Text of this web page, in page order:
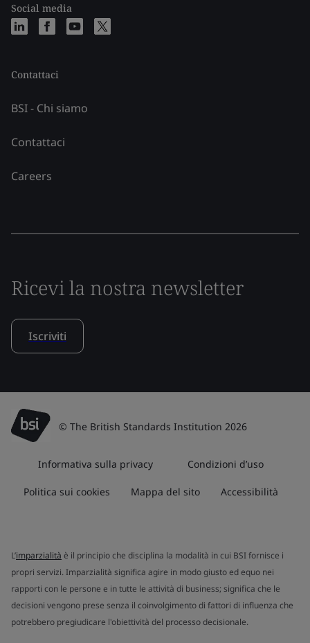
Social media
Contattaci
BSI - Chi siamo
Contattaci
Careers
Ricevi la nostra newsletter
Iscriviti
© The British Standards Institution 2026
Informativa sulla privacy Condizioni d’uso
Politica sui cookies Mappa del sito Accessibilità
L’imparzialità è il principio che disciplina la modalità in cui BSI fornisce i
propri servizi. Imparzialità significa agire in modo giusto ed equo nei
rapporti con le persone e in tutte le attività di business; significa che le
decisioni vengono prese senza il coinvolgimento di fattori di influenza che
potrebbero pregiudicare l'obiettività del processo decisionale.